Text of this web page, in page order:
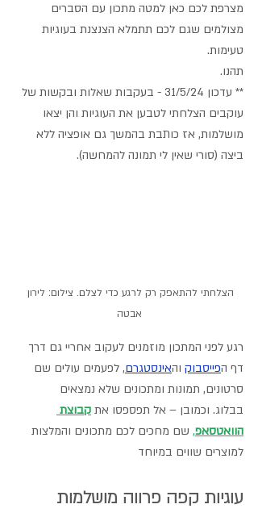
מצרפת לכם כאן למטה מתכון עם הסברים
מצולמים שגם לכם תתמלא הצנצנת בעוגיות
טעימות.
תהנו.
** עדכון 31/5/24 - בעקבות שאלות ובקשות של
עוקבים הצלחתי לטבען את העוגיות והן יצאו
מושלמות, אז כותבת בהמשך גם אופציה ללא
ביצה (סורי שאין לי תמונה להמחשה).
הצלחתי להתאפק רק לרגע כדי לצלם. צילום: לירון
אבטה
רגע לפני המתכון מוזמנים לעקוב אחריי גם דרך
דף הפייסבוק והאינסטגרם, לפעמים עולים שם
סרטונים, תמונות ומתכונים שלא נמצאים
בבלוג. וכמובן – אל תפספסו את קבוצת
הוואטסאפ, שם מחכים לכם מתכונים והמלצות
למוצרים שווים במיוחד
עוגיות קפה פרווה מושלמות